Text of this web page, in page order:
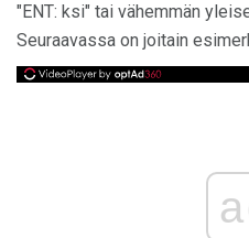
"ENT: ksi" tai vähemmän
Seuraavassa on joitain